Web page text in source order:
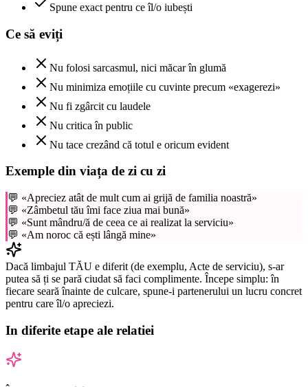
Spune exact pentru ce îl/o iubești
Ce să eviți
Nu folosi sarcasmul, nici măcar în glumă
Nu minimiza emoțiile cu cuvinte precum «exagerezi»
Nu fi zgârcit cu laudele
Nu critica în public
Nu tace crezând că totul e oricum evident
Exemple din viața de zi cu zi
💬 «Apreciez atât de mult cum ai grijă de familia noastră»
💬 «Zâmbetul tău îmi face ziua mai bună»
💬 «Sunt mândru/ă de ceea ce ai realizat la serviciu»
💬 «Am noroc că ești lângă mine»
Dacă limbajul TĂU e diferit (de exemplu, Acte de serviciu), s-ar
putea să ți se pară ciudat să faci complimente. Începe simplu: în
fiecare seară înainte de culcare, spune-i partenerului un lucru concret
pentru care îl/o apreciezi.
In diferite etape ale relatiei